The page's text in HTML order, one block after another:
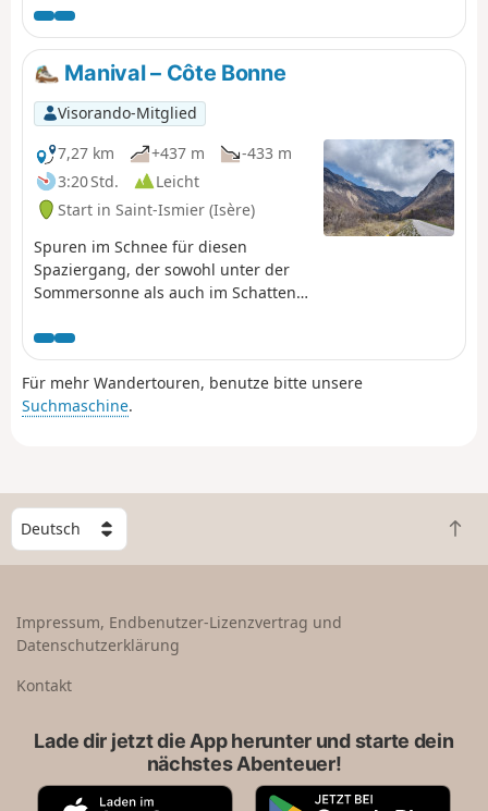
Manival – Côte Bonne
Visorando-Mitglied
7,27 km
+437 m
-433 m
3:20 Std.
Leicht
Start in Saint-Ismier (Isère)
Spuren im Schnee für diesen
Spaziergang, der sowohl unter der
Sommersonne als auch im Schatten
unternommen werden kann...
Für mehr Wandertouren, benutze bitte unsere
Suchmaschine.
W
ä
h
e
n
Z
u
Impressum, Endbenutzer-Lizenzvertrag und
Datenschutzerklärung
Kontakt
Lade dir jetzt die App herunter und starte dein
nächstes Abenteuer!
A
G